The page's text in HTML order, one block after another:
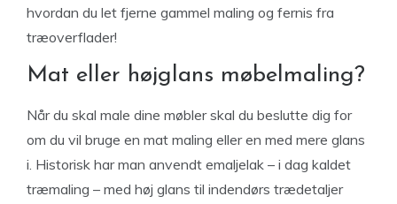
hvordan du let fjerne gammel maling og fernis fra
træoverflader!
Mat eller højglans møbelmaling?
Når du skal male dine møbler skal du beslutte dig for
om du vil bruge en mat maling eller en med mere glans
i. Historisk har man anvendt emaljelak – i dag kaldet
træmaling – med høj glans til indendørs trædetaljer